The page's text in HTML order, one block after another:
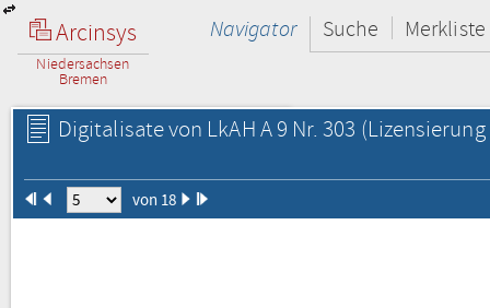
Arcinsys
Niedersachsen
Bremen
Navigator Suche Merkliste
Digitalisate von LkAH A 9 Nr. 303
von 18